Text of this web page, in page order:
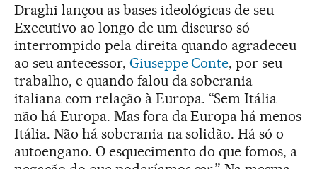
Draghi lançou as bases ideológicas de seu
Executivo ao longo de um discurso só
interrompido pela direita quando agradeceu
ao seu antecessor, Giuseppe Conte, por seu
trabalho, e quando falou da soberania
italiana com relação à Europa. “Sem Itália
não há Europa. Mas fora da Europa há menos
Itália. Não há soberania na solidão. Há só o
autoengano. O esquecimento do que fomos, a